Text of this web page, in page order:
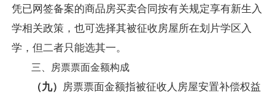
凭已网签备案的商品房买卖合同按有关规定享有新生入
学相关政策，也可选择其被征收房屋所在划片学区入
学，但二者只能选其一。
三、房票票面金额构成
（九）
房票票面金额指被征收人房屋安置补偿权益